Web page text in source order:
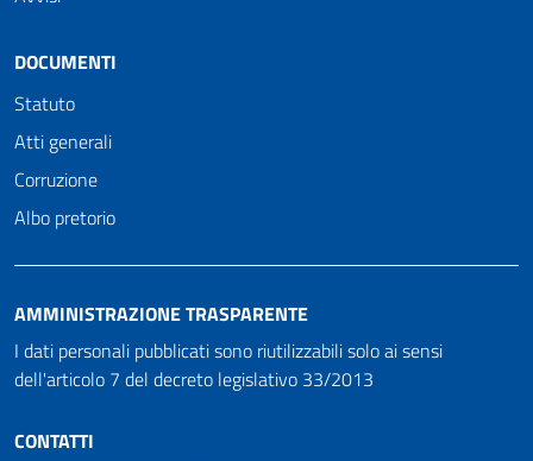
DOCUMENTI
Statuto
Atti generali
Corruzione
Albo pretorio
AMMINISTRAZIONE TRASPARENTE
I dati personali pubblicati sono riutilizzabili solo ai sensi
dell'articolo 7 del decreto legislativo 33/2013
CONTATTI